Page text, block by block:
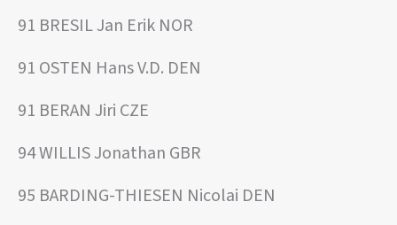
91 BRESIL Jan Erik NOR
91 OSTEN Hans V.D. DEN
91 BERAN Jiri CZE
94 WILLIS Jonathan GBR
95 BARDING-THIESEN Nicolai DEN